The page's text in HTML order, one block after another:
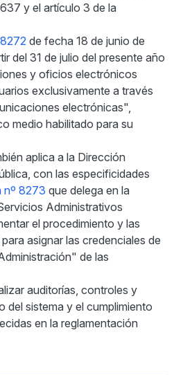
y el artículo 3 de la
de fecha 18 de junio de
del 31 de julio del presente año
y oficios electrónicos
exclusivamente a través
electrónicas",
medio habilitado para su
aplica a la Dirección
con las especificidades
nº 8273 que delega en la
Administrativos
el procedimiento y las
asignar las credenciales de
de las
auditorías, controles y
del sistema y el cumplimiento
en la reglamentación